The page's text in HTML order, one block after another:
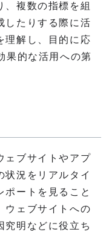
、複数の指標を組
したりする際に活
理解し、目的に応
果的な活用への第
ェブサイトやアプ
状況をリアルタイ
ポートを見ること
ウェブサイトへの
究明などに役立ち